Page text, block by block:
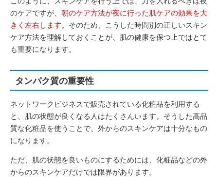
のケアですが、朝のケア方法が夜に行った肌ケアの効果を大
きく左右します。そのため、こうした時間別の正しいスキン
ケア方法を理解しておくことが、肌の健康を保つ上ではとて
も重要になります。
タンパク質の重要性
ネットワークビジネスで販売されている化粧品を利用する
と、肌の状態が良くなる人はたくさんいます。そうした高品
質な化粧品を使うことで、外からのスキンケアは十分なもの
になります。
ただ、肌の状態を良いものにするためには、化粧品などの外
からのスキンケアだけでは限界があります。